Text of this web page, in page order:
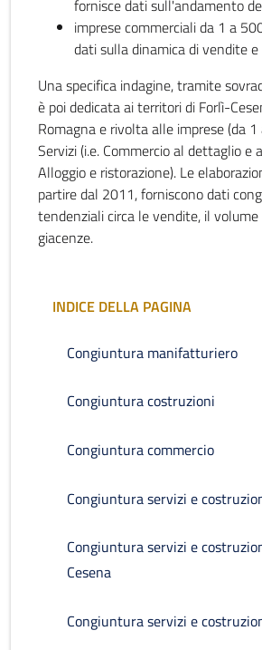
fornisce dati sull'andamento
imprese commerciali da 1 a
dati sulla dinamica di vendite e
Una specifica indagine, tramite
è poi dedicata ai territori di Forlì-
Romagna e rivolta alle imprese (da
Servizi (i.e. Commercio al dettaglio e
Alloggio e ristorazione). Le
partire dal 2011, forniscono dati
tendenziali circa le vendite, il volume
giacenze.
INDICE DELLA PAGINA
Congiuntura manifatturiero
Congiuntura costruzioni
Congiuntura commercio
Congiuntura servizi e
Congiuntura servizi e
Cesena
Congiuntura servizi e